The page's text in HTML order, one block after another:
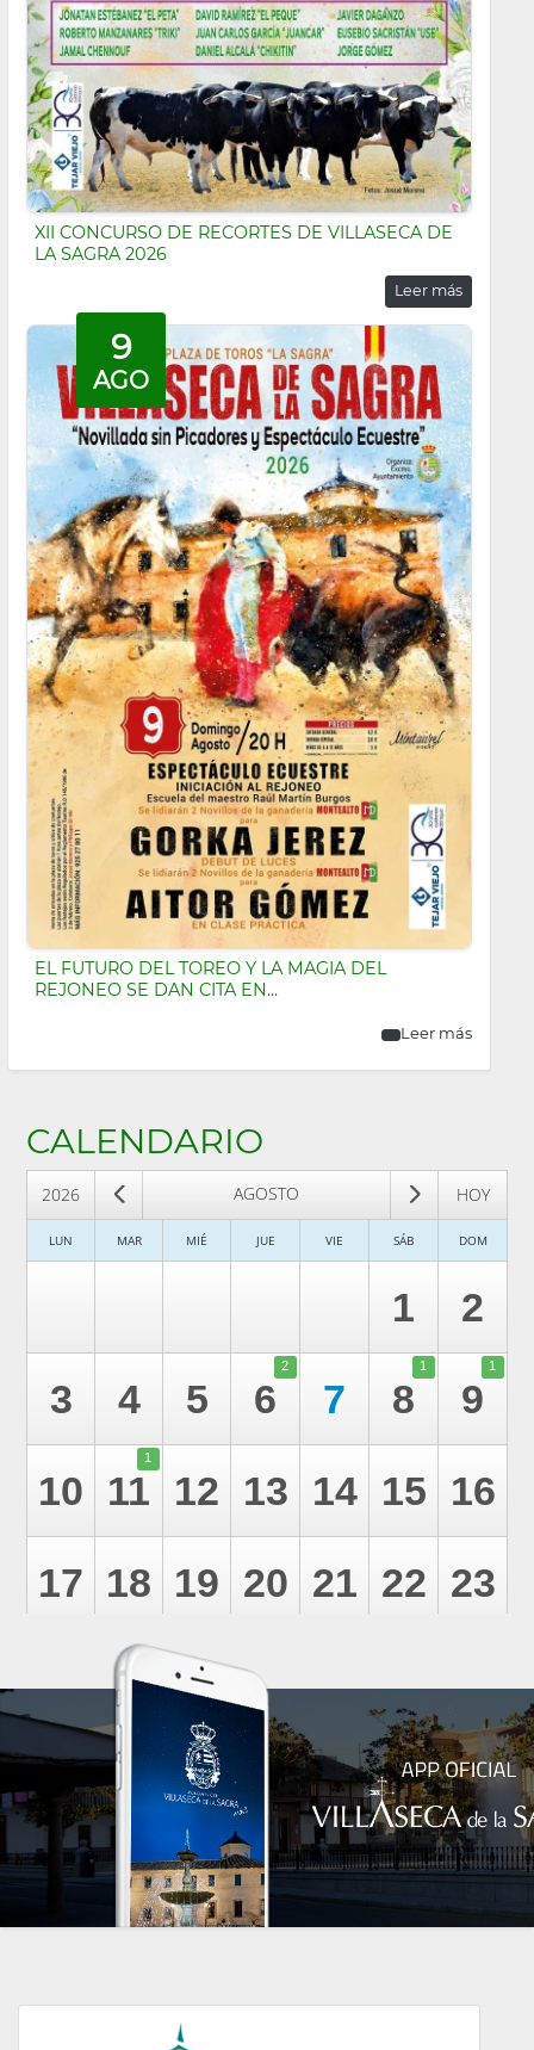
XII CONCURSO DE RECORTES DE VILLASECA DE
LA SAGRA 2026
Leer más
9
AGO
EL FUTURO DEL TOREO Y LA MAGIA DEL
REJONEO SE DAN CITA EN...
Leer más
CALENDARIO
Diputación de Toledo